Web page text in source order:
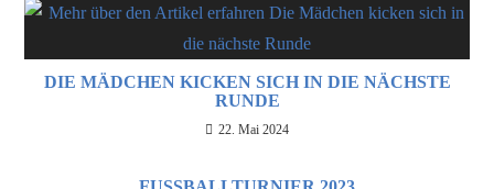
DIE MÄDCHEN KICKEN SICH IN DIE NÄCHSTE
RUNDE
22. Mai 2024